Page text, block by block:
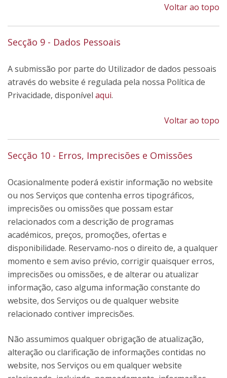
Voltar ao topo
Secção 9 - Dados Pessoais
A submissão por parte do Utilizador de dados pessoais
através do website é regulada pela nossa Política de
Privacidade, disponível aqui.
Voltar ao topo
Secção 10 - Erros, Imprecisões e Omissões
Ocasionalmente poderá existir informação no website
ou nos Serviços que contenha erros tipográficos,
imprecisões ou omissões que possam estar
relacionados com a descrição de programas
académicos, preços, promoções, ofertas e
disponibilidade. Reservamo-nos o direito de, a qualquer
momento e sem aviso prévio, corrigir quaisquer erros,
imprecisões ou omissões, e de alterar ou atualizar
informação, caso alguma informação constante do
website, dos Serviços ou de qualquer website
relacionado contiver imprecisões.
Não assumimos qualquer obrigação de atualização,
alteração ou clarificação de informações contidas no
website, nos Serviços ou em qualquer website